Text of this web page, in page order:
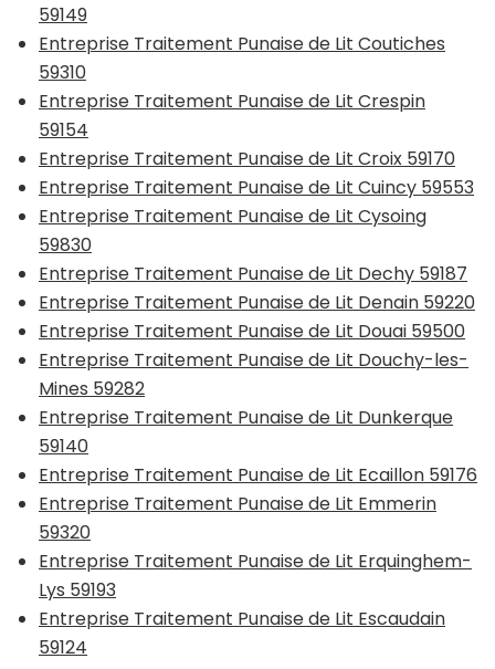
59149
Entreprise Traitement Punaise de Lit Coutiches
59310
Entreprise Traitement Punaise de Lit Crespin
59154
Entreprise Traitement Punaise de Lit Croix 59170
Entreprise Traitement Punaise de Lit Cuincy 59553
Entreprise Traitement Punaise de Lit Cysoing
59830
Entreprise Traitement Punaise de Lit Dechy 59187
Entreprise Traitement Punaise de Lit Denain 59220
Entreprise Traitement Punaise de Lit Douai 59500
Entreprise Traitement Punaise de Lit Douchy-les-
Mines 59282
Entreprise Traitement Punaise de Lit Dunkerque
59140
Entreprise Traitement Punaise de Lit Ecaillon 59176
Entreprise Traitement Punaise de Lit Emmerin
59320
Entreprise Traitement Punaise de Lit Erquinghem-
Lys 59193
Entreprise Traitement Punaise de Lit Escaudain
59124